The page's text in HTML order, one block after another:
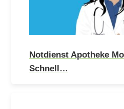
Notdienst Apotheke
Schnell…